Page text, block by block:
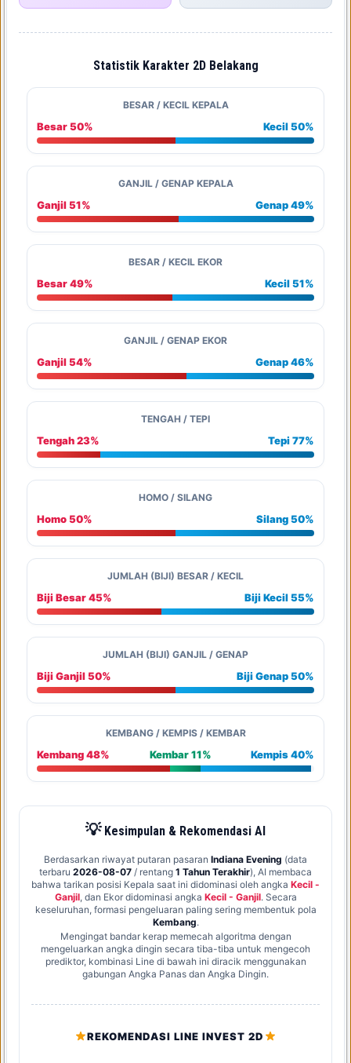
Statistik Karakter 2D Belakang
BESAR / KECIL KEPALA
Besar 50% Kecil 50%
GANJIL / GENAP KEPALA
Ganjil 51% Genap 49%
BESAR / KECIL EKOR
Besar 49% Kecil 51%
GANJIL / GENAP EKOR
Ganjil 54% Genap 46%
TENGAH / TEPI
Tengah 23% Tepi 77%
HOMO / SILANG
Homo 50% Silang 50%
JUMLAH (BIJI) BESAR / KECIL
Biji Besar 45% Biji Kecil 55%
JUMLAH (BIJI) GANJIL / GENAP
Biji Ganjil 50% Biji Genap 50%
KEMBANG / KEMPIS / KEMBAR
Kembang 48% Kembar 11% Kempis 40%
💡Kesimpulan & Rekomendasi AI
Berdasarkan riwayat putaran pasaran Indiana Evening (data
terbaru 2026-08-07 / rentang 1 Tahun Terakhir), AI membaca
bahwa tarikan posisi Kepala saat ini didominasi oleh angka Kecil -
Ganjil, dan Ekor didominasi angka Kecil - Ganjil. Secara
keseluruhan, formasi pengeluaran paling sering membentuk pola
Kembang.
Mengingat bandar kerap memecah algoritma dengan
mengeluarkan angka dingin secara tiba-tiba untuk mengecoh
prediktor, kombinasi Line di bawah ini diracik menggunakan
gabungan Angka Panas dan Angka Dingin.
REKOMENDASI LINE INVEST 2D